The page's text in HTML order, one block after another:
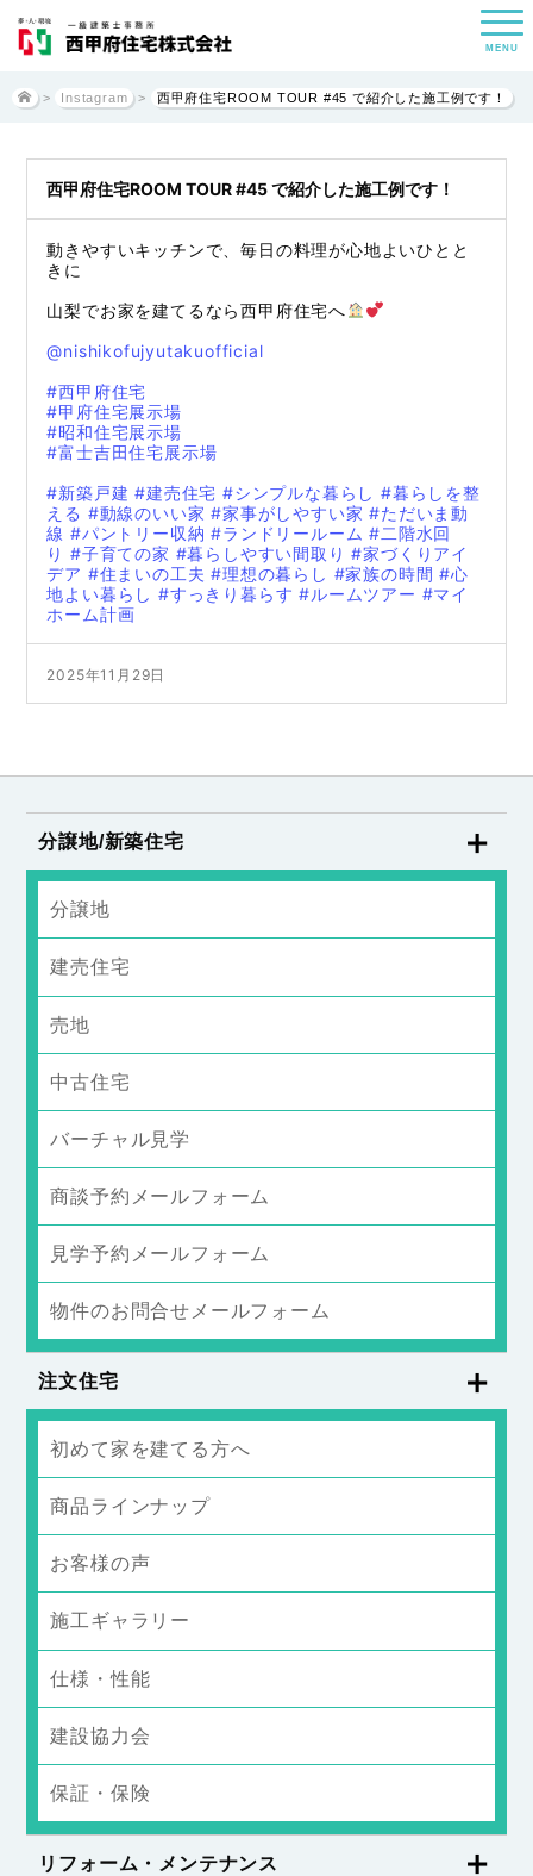
MENU
> Instagram > 西甲府住宅ROOM TOUR #45 で紹介した施工例です！
西甲府住宅ROOM TOUR #45 で紹介した施工例です！
動きやすいキッチンで、毎日の料理が心地よいひとと
きに
山梨でお家を建てるなら西甲府住宅へ
@nishikofujyutakuofficial
#西甲府住宅
#甲府住宅展示場
#昭和住宅展示場
#富士吉田住宅展示場
#新築戸建 #建売住宅 #シンプルな暮らし #暮らしを整
える #動線のいい家 #家事がしやすい家 #ただいま動
線 #パントリー収納 #ランドリールーム #二階水回
り #子育ての家 #暮らしやすい間取り #家づくりアイ
デア #住まいの工夫 #理想の暮らし #家族の時間 #心
地よい暮らし #すっきり暮らす #ルームツアー #マイ
ホーム計画
2025年11月29日
分譲地/新築住宅
分譲地
建売住宅
売地
中古住宅
バーチャル見学
商談予約メールフォーム
見学予約メールフォーム
物件のお問合せメールフォーム
注文住宅
初めて家を建てる方へ
商品ラインナップ
お客様の声
施工ギャラリー
仕様・性能
建設協力会
保証・保険
リフォーム・メンテナンス